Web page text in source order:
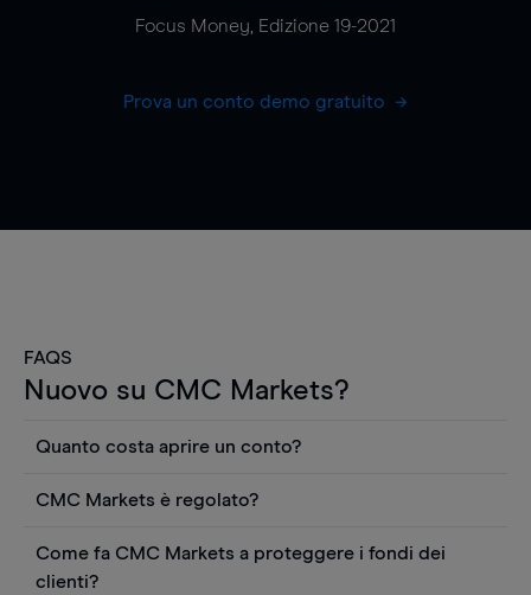
Focus Money, Edizione 19-2021
Prova un conto demo gratuito
FAQS
Nuovo su CMC Markets?
Quanto costa aprire un conto?
Puoi anche visualizzare gratuitamente i prezzi e
utilizzare strumenti come grafici, notizie Reuters
o rapporti quantitativi sui titoli azionari di
CMC Markets è regolato?
regolamentato dall'Autorità federale tedesca di
Come fa CMC Markets a proteggere i fondi dei
clienti?